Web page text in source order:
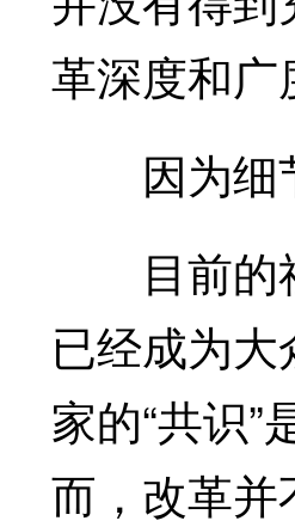
革深度和
因为细
目前的社
已经成为大
家的“共识
而，改革并